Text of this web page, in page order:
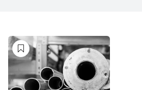
Suivre